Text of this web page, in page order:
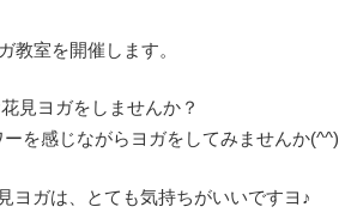
教室を開催します。
見ヨガをしませんか？
を感じながらヨガをしてみませんか(^^)
ヨガは、とても気持ちがいいですヨ♪